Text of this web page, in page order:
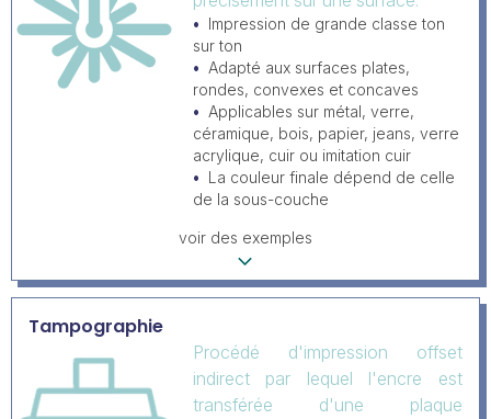
Impression de grande classe ton
sur ton
Adapté aux surfaces plates,
rondes, convexes et concaves
Applicables sur métal, verre,
céramique, bois, papier, jeans, verre
acrylique, cuir ou imitation cuir
La couleur finale dépend de celle
de la sous-couche
voir des exemples
Tampographie
Procédé d'impression offset
indirect par lequel l'encre est
transférée d'une plaque